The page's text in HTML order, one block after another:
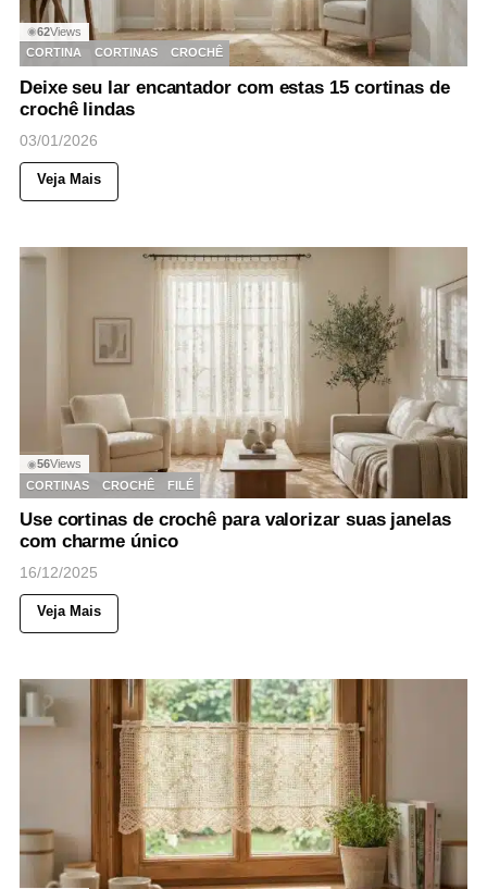
◉62Views
CORTINA
CORTINAS CROCHÊ
Deixe seu lar encantador com estas 15 cortinas de
crochê lindas
03/01/2026
Veja Mais
◉56Views
CORTINAS
CROCHÊ FILÉ
Use cortinas de crochê para valorizar suas janelas
com charme único
16/12/2025
Veja Mais